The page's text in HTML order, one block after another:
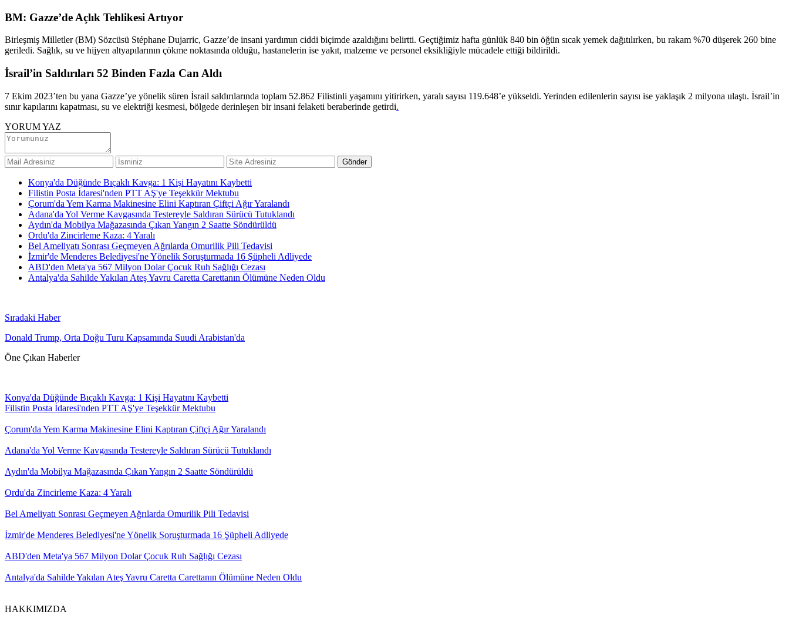
BM: Gazze’de Açlık Tehlikesi Artıyor
Birleşmiş Milletler (BM) Sözcüsü Stéphane Dujarric, Gazze’de insani yardımın ciddi biçimde azaldığını belirtti. Geçtiğimiz hafta günlük 840 bin öğün sıcak yemek dağıtılırken, bu rakam %70 düşerek 260 bine
geriledi. Sağlık, su ve hijyen altyapılarının çökme noktasında olduğu, hastanelerin ise yakıt, malzeme ve personel eksikliğiyle mücadele ettiği bildirildi.
İsrail’in Saldırıları 52 Binden Fazla Can Aldı
7 Ekim 2023’ten bu yana Gazze’ye yönelik süren İsrail saldırılarında toplam 52.862 Filistinli yaşamını yitirirken, yaralı sayısı 119.648’e yükseldi. Yerinden edilenlerin sayısı ise yaklaşık 2 milyona ulaştı. İsrail’in
sınır kapılarını kapatması, su ve elektriği kesmesi, bölgede derinleşen bir insani felaketi beraberinde getirdi.
YORUM YAZ
Konya'da Düğünde Bıçaklı Kavga: 1 Kişi Hayatını Kaybetti
Filistin Posta İdaresi'nden PTT AŞ'ye Teşekkür Mektubu
Çorum'da Yem Karma Makinesine Elini Kaptıran Çiftçi Ağır Yaralandı
Adana'da Yol Verme Kavgasında Testereyle Saldıran Sürücü Tutuklandı
Aydın'da Mobilya Mağazasında Çıkan Yangın 2 Saatte Söndürüldü
Ordu'da Zincirleme Kaza: 4 Yaralı
Bel Ameliyatı Sonrası Geçmeyen Ağrılarda Omurilik Pili Tedavisi
İzmir'de Menderes Belediyesi'ne Yönelik Soruşturmada 16 Şüpheli Adliyede
ABD'den Meta'ya 567 Milyon Dolar Çocuk Ruh Sağlığı Cezası
Antalya'da Sahilde Yakılan Ateş Yavru Caretta Carettanın Ölümüne Neden Oldu
Sıradaki Haber
Donald Trump, Orta Doğu Turu Kapsamında Suudi Arabistan'da
Öne Çıkan Haberler
Konya'da Düğünde Bıçaklı Kavga: 1 Kişi Hayatını Kaybetti
Filistin Posta İdaresi'nden PTT AŞ'ye Teşekkür Mektubu
Çorum'da Yem Karma Makinesine Elini Kaptıran Çiftçi Ağır Yaralandı
Adana'da Yol Verme Kavgasında Testereyle Saldıran Sürücü Tutuklandı
Aydın'da Mobilya Mağazasında Çıkan Yangın 2 Saatte Söndürüldü
Ordu'da Zincirleme Kaza: 4 Yaralı
Bel Ameliyatı Sonrası Geçmeyen Ağrılarda Omurilik Pili Tedavisi
İzmir'de Menderes Belediyesi'ne Yönelik Soruşturmada 16 Şüpheli Adliyede
ABD'den Meta'ya 567 Milyon Dolar Çocuk Ruh Sağlığı Cezası
Antalya'da Sahilde Yakılan Ateş Yavru Caretta Carettanın Ölümüne Neden Oldu
HAKKIMIZDA